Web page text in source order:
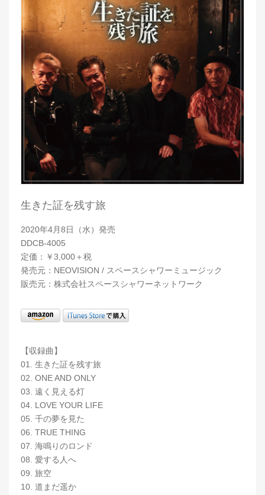
生きた証を残す旅
2020年4月8日（水）発売
DDCB-4005
定価：￥3,000＋税
発売元：NEOVISION / スペースシャワーミュージック
販売元：株式会社スペースシャワーネットワーク
【収録曲】
01. 生きた証を残す旅
02. ONE AND ONLY
03. 遠く見える灯
04. LOVE YOUR LIFE
05. 千の夢を見た
06. TRUE THING
07. 海鳴りのロンド
08. 愛する人へ
09. 旅空
10. 道まだ遥か